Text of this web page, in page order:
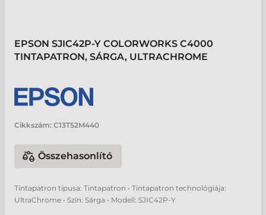
EPSON SJIC42P-Y COLORWORKS C4000
TINTAPATRON, SÁRGA, ULTRACHROME
Cikkszám: C13T52M440
Összehasonlító
Tintapatron típusa: Tintapatron • Tintapatron technológiája:
UltraChrome • Szín: Sárga • Modell: SJIC42P-Y